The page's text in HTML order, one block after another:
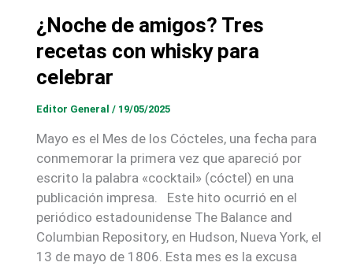
¿Noche de amigos? Tres
recetas con whisky para
celebrar
Editor General / 19/05/2025
Mayo es el Mes de los Cócteles, una fecha para
conmemorar la primera vez que apareció por
escrito la palabra «cocktail» (cóctel) en una
publicación impresa. Este hito ocurrió en el
periódico estadounidense The Balance and
Columbian Repository, en Hudson, Nueva York, el
13 de mayo de 1806. Esta mes es la excusa